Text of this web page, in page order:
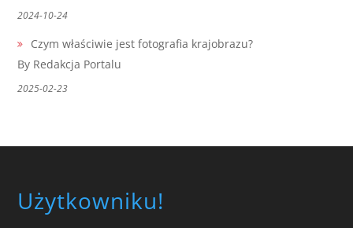
2024-10-24
Czym właściwie jest fotografia krajobrazu?
By Redakcja Portalu
2025-02-23
Użytkowniku!